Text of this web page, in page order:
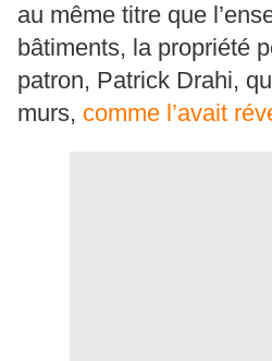
au même titre que
bâtiments, la propriété
patron, Patrick Drahi,
murs, comme l’avait